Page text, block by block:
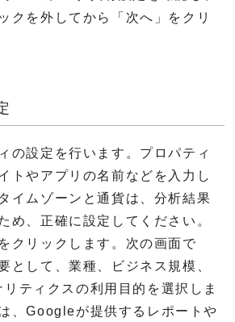
クを外してから「次へ」をクリ
の設定を行います。プロパティ
トやアプリの名前などを入力し
イムゾーンと通貨は、分析結果
め、正確に設定してください。
クリックします。次の画面で
として、業種、ビジネス規模、
ティクスの利用目的を選択しま
、Googleが提供するレポートや